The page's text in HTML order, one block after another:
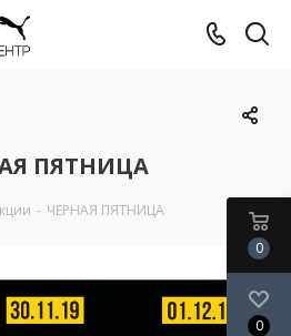
ПЯТНИЦА
- ЧЕРНАЯ ПЯТНИЦА
0
0